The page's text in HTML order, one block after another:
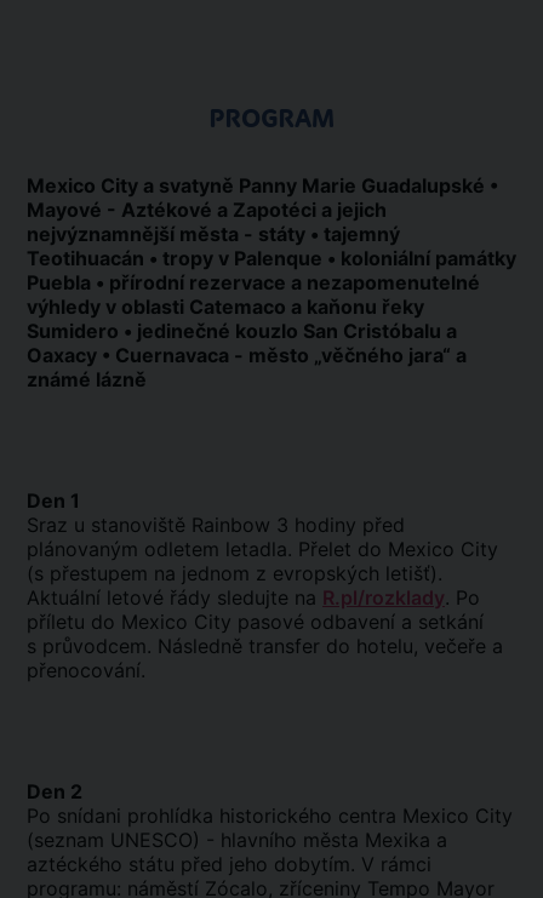
PROGRAM
Mexico City a svatyně Panny Marie Guadalupské •
Mayové - Aztékové a Zapotéci a jejich
nejvýznamnější města - státy • tajemný
Teotihuacán • tropy v Palenque • koloniální památky
Puebla • přírodní rezervace a nezapomenutelné
výhledy v oblasti Catemaco a kaňonu řeky
Sumidero • jedinečné kouzlo San Cristóbalu a
Oaxacy • Cuernavaca - město „věčného jara“ a
známé lázně
Den 1
Sraz u stanoviště Rainbow 3 hodiny před
plánovaným odletem letadla. Přelet do Mexico City
(s přestupem na jednom z evropských letišť).
Aktuální letové řády sledujte na R.pl/rozklady. Po
příletu do Mexico City pasové odbavení a setkání
s průvodcem. Následně transfer do hotelu, večeře a
přenocování.
Den 2
Po snídani prohlídka historického centra Mexico City
(seznam UNESCO) - hlavního města Mexika a
aztéckého státu před jeho dobytím. V rámci
programu: náměstí Zócalo, zříceniny Tempo Mayor